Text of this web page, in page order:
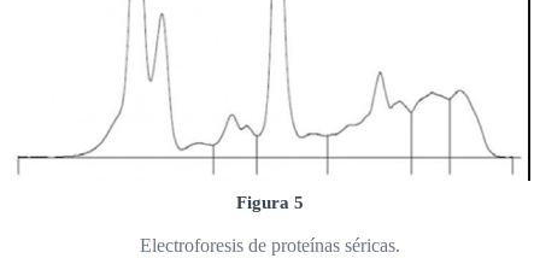
Figura 5
Electroforesis de proteínas séricas.